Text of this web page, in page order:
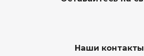
Наши контакты